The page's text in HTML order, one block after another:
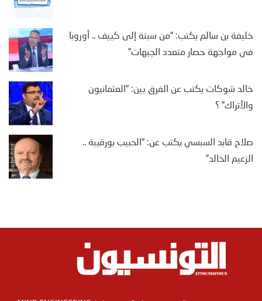
خليفة بن سالم يكتب: “من سبتة إلى كييف .. أوروبا
في مواجهة حصار متعدد الجبهات”
خالد شوكات يكتب عن الفرق بين: “العثمانيون
والأتراك” ؟
صلاح قايد السبسي يكتب عن: “الحبيب بورقيبة ..
الزعيم الخالد”